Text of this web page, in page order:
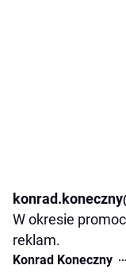
W okresie
reklam.
Konrad Koneczny